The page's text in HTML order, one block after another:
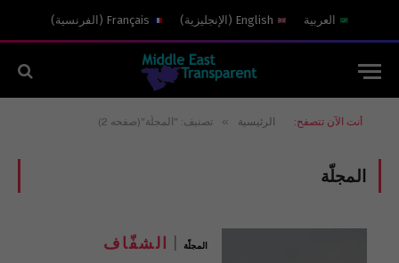
العربية English
( الإنجليزية)
Français
( الفرنسية)
أنت الآن تتصفح: الرئيسية » تصنيف: "المجلّة"(صفحه 2)
المجلّة
المجلّة الشفّاف